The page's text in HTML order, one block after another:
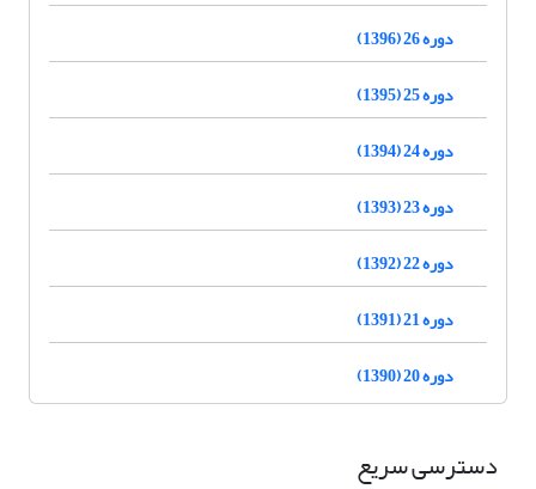
دوره 26 (1396)
دوره 25 (1395)
دوره 24 (1394)
دوره 23 (1393)
دوره 22 (1392)
دوره 21 (1391)
دوره 20 (1390)
دسترسی سریع